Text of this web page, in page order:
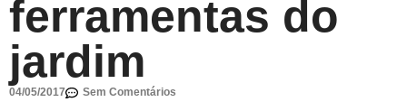
ferramentas do
jardim
04/05/2017 Sem Comentários